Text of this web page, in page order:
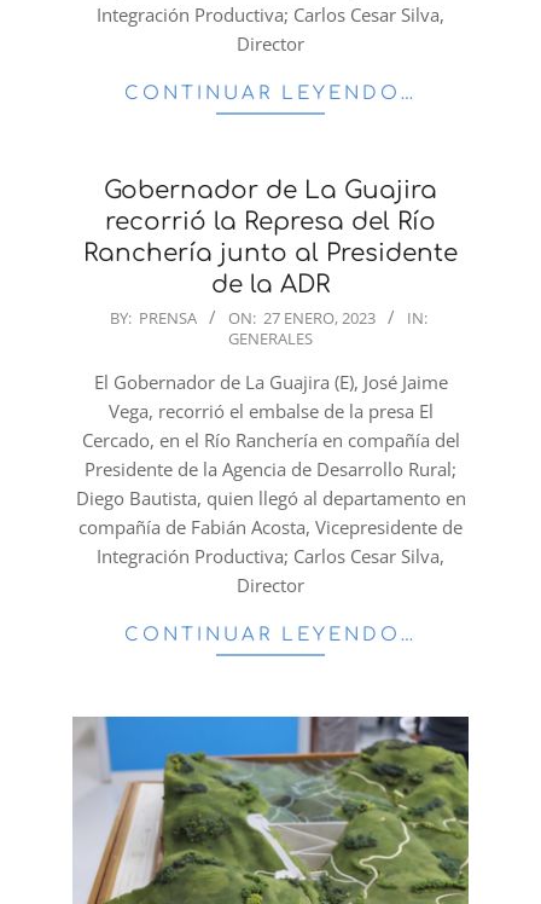
Integración Productiva; Carlos Cesar Silva,
Director
CONTINUAR LEYENDO…
Gobernador de La Guajira
recorrió la Represa del Río
Ranchería junto al Presidente
de la ADR
2023-BY: PRENSA ON: 27 ENERO, 2023
IN:
GENERALES
El Gobernador de La Guajira (E), José Jaime
Vega, recorrió el embalse de la presa El
Cercado, en el Río Ranchería en compañía del
Presidente de la Agencia de Desarrollo Rural;
Diego Bautista, quien llegó al departamento en
compañía de Fabián Acosta, Vicepresidente de
Integración Productiva; Carlos Cesar Silva,
Director
CONTINUAR LEYENDO…